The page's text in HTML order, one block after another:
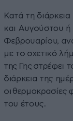
Κατά τη διάρκεια
και Αυγούστου ή
Φεβρουαρίου,
με το σχετικό
της Γης στρέφει
διάρκεια της
οι
του έτους.